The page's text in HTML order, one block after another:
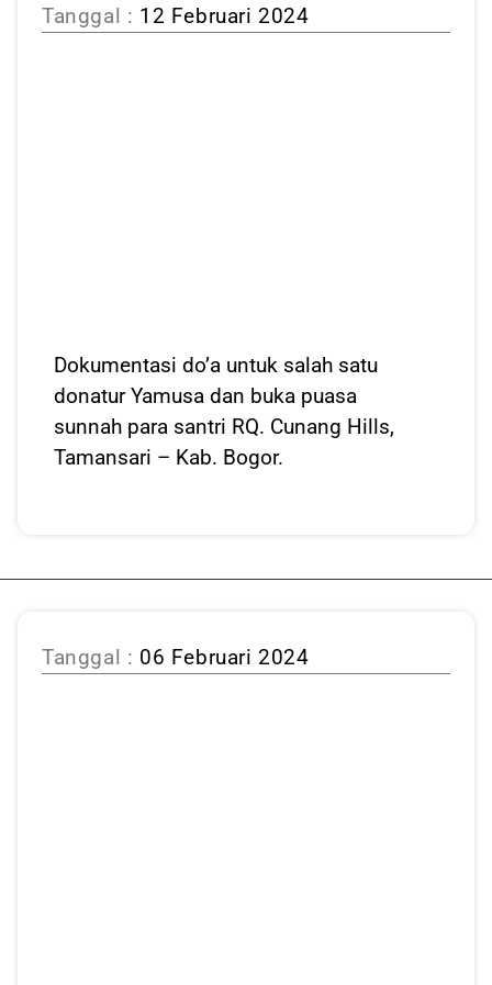
Tanggal : 12 Februari 2024
Dokumentasi do’a untuk salah satu
donatur Yamusa dan buka puasa
sunnah para santri RQ. Cunang Hills,
Tamansari – Kab. Bogor.
Tanggal : 06 Februari 2024